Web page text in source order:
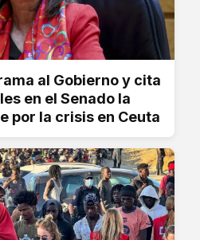
al Gobierno y cita
en el Senado la
por la crisis en Ceuta